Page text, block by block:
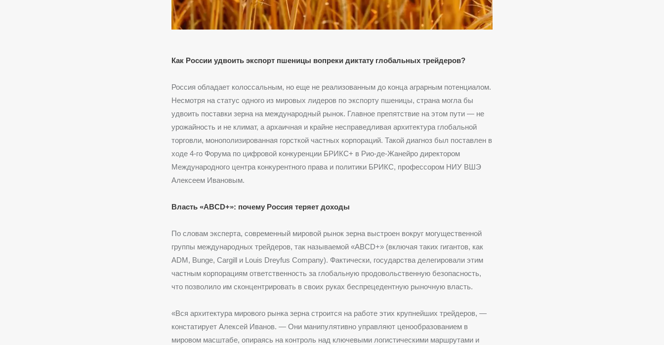
Как России удвоить экспорт пшеницы вопреки диктату глобальных трейдеров?
Россия обладает колоссальным, но еще не реализованным до конца аграрным потенциалом.
Несмотря на статус одного из мировых лидеров по экспорту пшеницы, страна могла бы
удвоить поставки зерна на международный рынок. Главное препятствие на этом пути — не
урожайность и не климат, а архаичная и крайне несправедливая архитектура глобальной
торговли, монополизированная горсткой частных корпораций. Такой диагноз был поставлен в
ходе 4-го Форума по цифровой конкуренции БРИКС+ в Рио-де-Жанейро директором
Международного центра конкурентного права и политики БРИКС, профессором НИУ ВШЭ
Алексеем Ивановым.
Власть «ABCD+»: почему Россия теряет доходы
По словам эксперта, современный мировой рынок зерна выстроен вокруг могущественной
группы международных трейдеров, так называемой «ABCD+» (включая таких гигантов, как
ADM, Bunge, Cargill и Louis Dreyfus Company). Фактически, государства делегировали этим
частным корпорациям ответственность за глобальную продовольственную безопасность,
что позволило им сконцентрировать в своих руках беспрецедентную рыночную власть.
«Вся архитектура мирового рынка зерна строится на работе этих крупнейших трейдеров, —
констатирует Алексей Иванов. — Они манипулятивно управляют ценообразованием в
мировом масштабе, опираясь на контроль над ключевыми логистическими маршрутами и